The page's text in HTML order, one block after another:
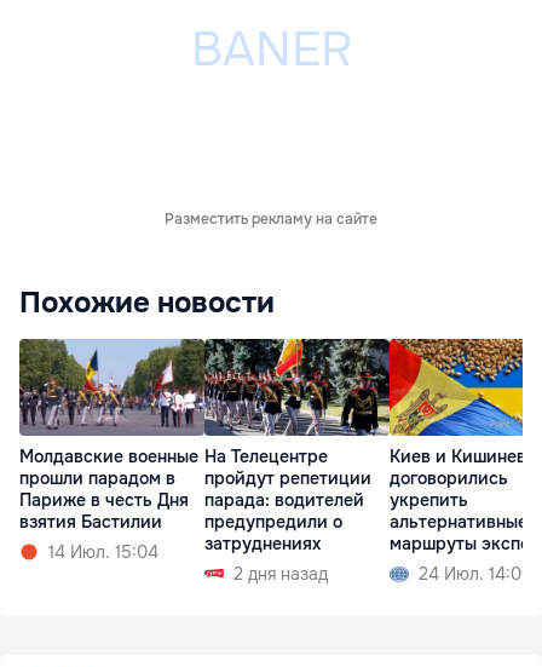
Разместить рекламу на сайте
Похожие новости
Молдавские военные
прошли парадом в
Париже в честь Дня
взятия Бастилии
14 Июл. 15:04
На Телецентре
пройдут репетиции
парада: водителей
предупредили о
затруднениях
2 дня назад
Киев и Кишинев
договорились
укрепить
альтернативные
маршруты
зерна24 Июл. 14:09